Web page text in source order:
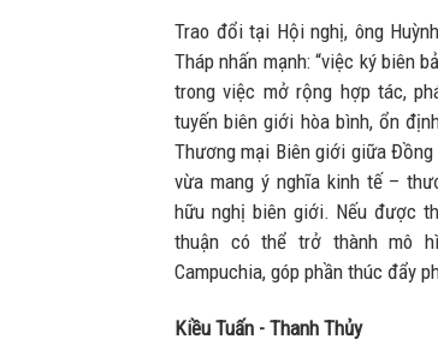
Trao đổi tại Hội nghị, ông
Tháp nhấn mạnh: “việc ký biên
trong việc mở rộng hợp tác,
tuyến biên giới hòa bình, ổn
Thương mại Biên giới giữa
vừa mang ý nghĩa kinh tế –
hữu nghị biên giới. Nếu được
thuận có thể trở thành mô
Campuchia, góp phần thúc đẩy
Kiều Tuấn - Thanh Thủy